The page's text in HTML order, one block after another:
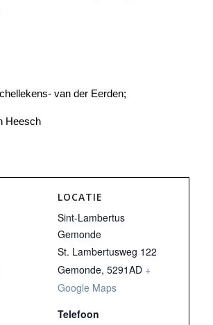
van der Eerden;
Heesch
LOCATIE
Sint-Lambertus
Gemonde
St. Lambertusweg 122
Gemonde, 5291AD +
Google Maps
Telefoon